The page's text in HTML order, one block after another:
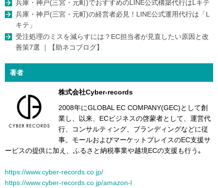
兵庫・神戸(三宮・元町)でおすすめのLINE公式構築代行はLキテ
兵庫・神戸(三宮・元町)の経営者必見！LINE公式運用代行は「L
キテ」
受注処理のミスを減らすには？EC担当者が見直したい原因と改
善策7選 ｜【助ネコブログ】
著者
株式会社Cyber-records
2008年にGLOBAL EC COMPANY(GEC)として創
業し、以来、ECビジネスの啓蒙者として、運営代
行、コンサルティング、ブランディングなどに従
事。モールおよびマーケットプレイスのEC支援サ
ービスの提供に加え、ふるさと納税事業や越境ECの支援も行う｡
https://www.cyber-records.co.jp/
https://www.cyber-records.co.jp/amazon-l